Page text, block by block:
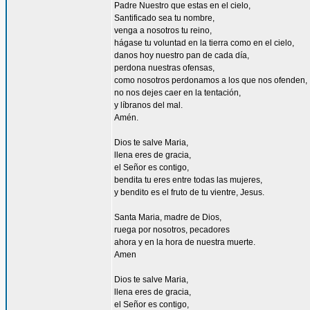
Padre Nuestro que estas en el cielo,
Santificado sea tu nombre,
venga a nosotros tu reino,
hágase tu voluntad en la tierra como en el cielo,
danos hoy nuestro pan de cada día,
perdona nuestras ofensas,
como nosotros perdonamos a los que nos ofenden,
no nos dejes caer en la tentación,
y líbranos del mal.
Amén.
Dios te salve Maria,
llena eres de gracia,
el Señor es contigo,
bendita tu eres entre todas las mujeres,
y bendito es el fruto de tu vientre, Jesus.
Santa Maria, madre de Dios,
ruega por nosotros, pecadores
ahora y en la hora de nuestra muerte.
Amen
Dios te salve Maria,
llena eres de gracia,
el Señor es contigo,